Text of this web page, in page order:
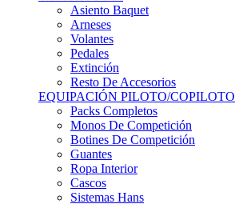
Asiento Baquet
Arneses
Volantes
Pedales
Extinción
Resto De Accesorios
EQUIPACIÓN PILOTO/COPILOTO
Packs Completos
Monos De Competición
Botines De Competición
Guantes
Ropa Interior
Cascos
Sistemas Hans